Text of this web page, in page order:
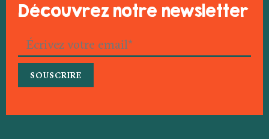
Découvrez notre newsletter